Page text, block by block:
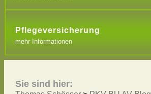
Pflegeversicherung
mehr Informationen
Sie sind hier: